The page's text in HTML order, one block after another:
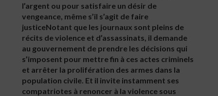
l’argent ou pour satisfaire un désir de
vengeance, même s’il s’agit de faire
justiceNotant que les journaux sont pleins de
récits de violence et d’assassinats, il demande
au gouvernement de prendre les décisions qui
s’imposent pour mettre fin à ces actes criminels
et arrêter la prolifération des armes dans la
population civile. Et il invite instamment ses
compatriotes à renoncer à la violence sous